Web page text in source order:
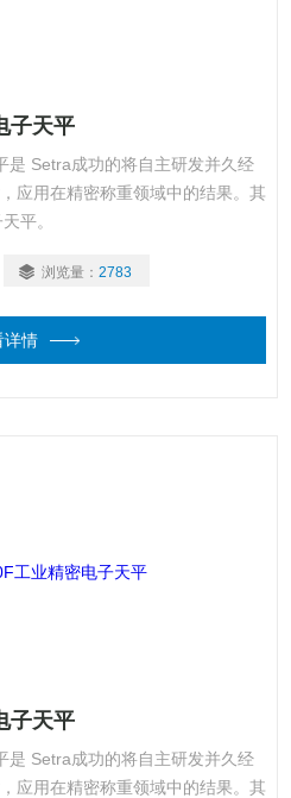
子天平
是 Setra成功的将自主研发并久经
应用在精密称重领域中的结果。其
平。
浏览量： 2783
详情
子天平
是 Setra成功的将自主研发并久经
应用在精密称重领域中的结果。其